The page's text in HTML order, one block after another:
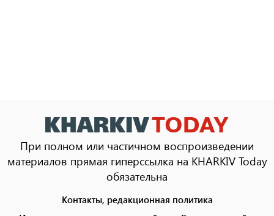
При полном или частичном воспроизведении
материалов прямая гиперссылка на KHARKIV Today
обязательна
Контакты, редакционная политика